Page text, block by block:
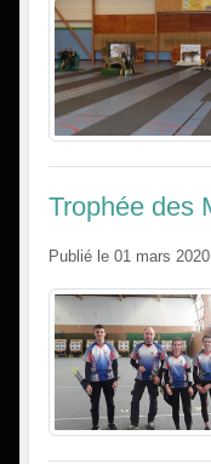
Trophée des
Publié le 01 mars 2020